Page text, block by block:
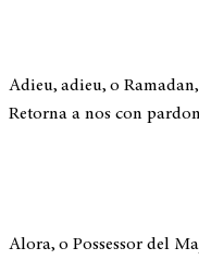
Adieu, adieu, o Ramadan,
Retorna a nos con
Alora, o Possessor del